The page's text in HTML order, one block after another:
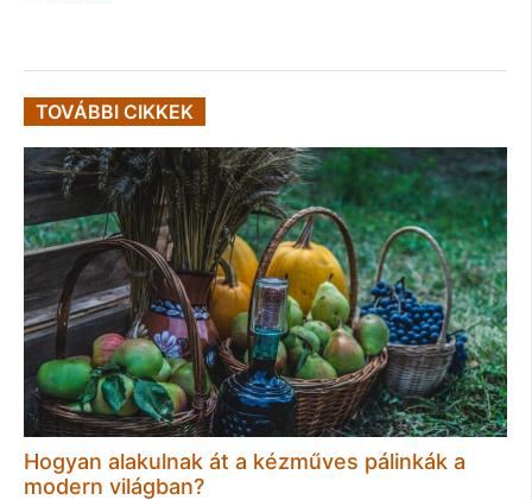
TOVÁBBI CIKKEK
Hogyan alakulnak át a kézműves pálinkák a
modern világban?